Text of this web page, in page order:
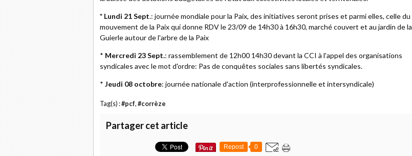
* Lundi 21 Sept.: journée mondiale pour la Paix, des initiatives seront prises et parmi elles, celle du
mouvement de la Paix qui donne RDV le 23/09 de 14h30 à 16h30, marché couvert et au jardin de la
Guierle autour de l'arbre de la Paix
* Mercredi 23 Sept.: rassemblement de 12h00 14h30 devant la CCI à l'appel des organisations
syndicales avec le mot d'ordre: Pas de conquêtes sociales sans libertés syndicales.
* Jeudi 08 octobre: journée nationale d'action (interprofessionnelle et intersyndicale)
Tag(s) :#pcf, #corrèze
Partager cet article
Repost 0